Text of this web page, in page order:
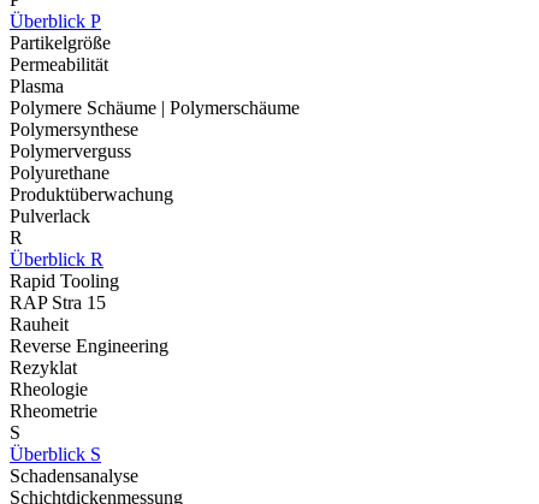
Überblick P
Partikelgröße
Permeabilität
Plasma
Polymere Schäume | Polymerschäume
Polymersynthese
Polymerverguss
Polyurethane
Produktüberwachung
Pulverlack
R
Überblick R
Rapid Tooling
RAP Stra 15
Rauheit
Reverse Engineering
Rezyklat
Rheologie
Rheometrie
S
Überblick S
Schadensanalyse
Schichtdickenmessung